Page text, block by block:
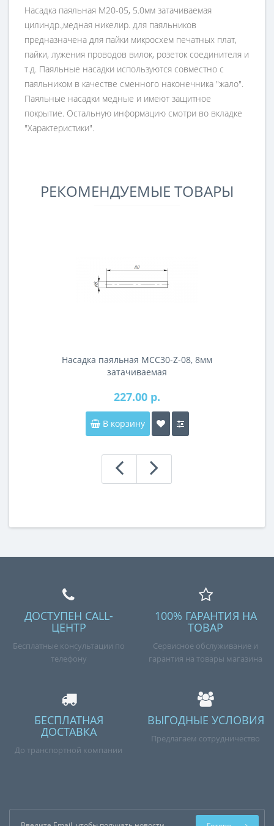
Насадка паяльная M20-05, 5.0мм затачиваемая
цилиндр.,медная никелир. для паяльников
предназначена для пайки микросхем печатных плат,
пайки, лужения проводов вилок, розеток соединителя и
т.д. Паяльные насадки используются совместно с
паяльником в качестве сменного наконечника "жало".
Паяльные насадки медные и имеют защитное
покрытие. Остальную информацию смотри во вкладке
"Характеристики".
РЕКОМЕНДУЕМЫЕ ТОВАРЫ
Насадка паяльная MCC30-Z-08, 8мм
затачиваемая
227.00 р.
В корзину
ДОСТУПЕН CALL-
ЦЕНТР
Бесплатные консультации по
телефону
100% ГАРАНТИЯ НА
ТОВАР
Сервисное обслуживание и
гарантия на товары магазина
БЕСПЛАТНАЯ
ДОСТАВКА
До транспортной компании
ВЫГОДНЫЕ УСЛОВИЯ
Предлагаем сотрудничество